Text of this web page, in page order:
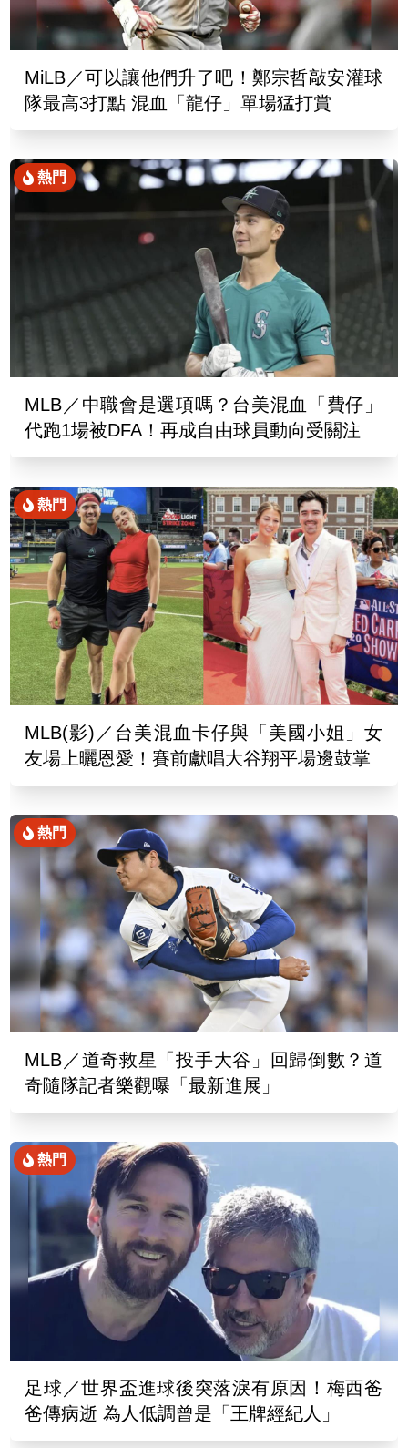
MiLB／可以讓他們升了吧！鄭宗哲敲安灌球
隊最高3打點 混血「龍仔」單場猛打賞
熱門
MLB／中職會是選項嗎？台美混血「費仔」
代跑1場被DFA！再成自由球員動向受關注
熱門
MLB(影)／台美混血卡仔與「美國小姐」女
友場上曬恩愛！賽前獻唱大谷翔平場邊鼓掌
熱門
MLB／道奇救星「投手大谷」回歸倒數？道
奇隨隊記者樂觀曝「最新進展」
熱門
足球／世界盃進球後突落淚有原因！梅西爸
爸傳病逝 為人低調曾是「王牌經紀人」